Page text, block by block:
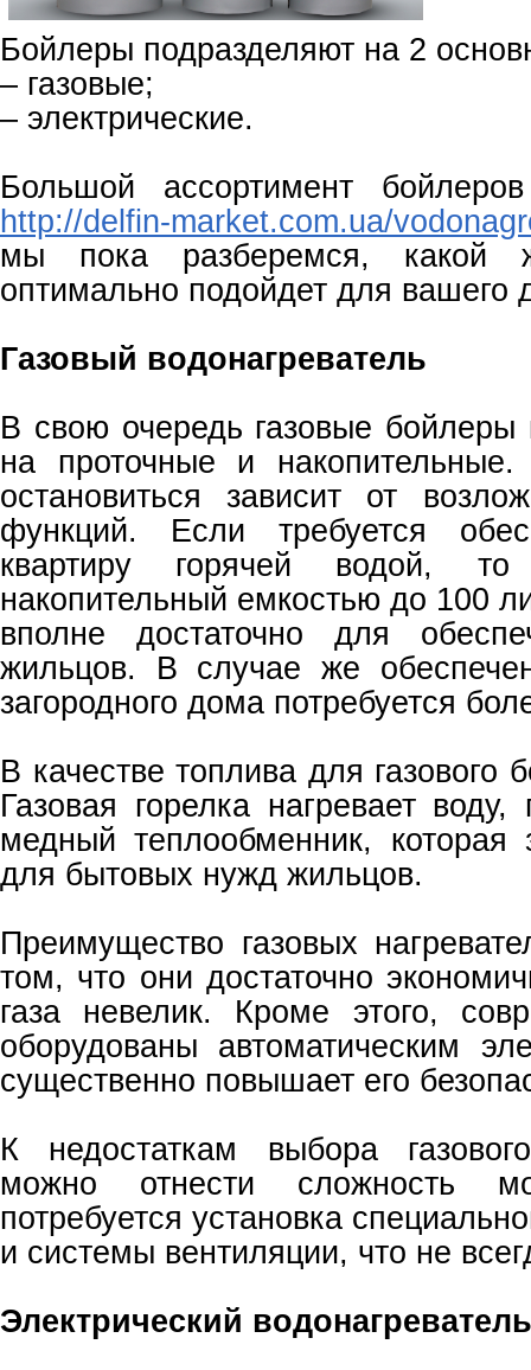
Бойлеры подразделяют на 2
– газовые;
– электрические.
Большой ассортимент
http://delfin-market.com.ua/
мы пока разберемся, какой
оптимально подойдет для вашего
Газовый водонагреватель
В свою очередь газовые бойлеры
на проточные и
остановиться зависит от
функций. Если требуется
квартиру горячей водой,
накопительный емкостью до 100
вполне достаточно для
жильцов. В случае же
загородного дома потребуется
В качестве топлива для газового
Газовая горелка нагревает
медный теплообменник, которая
для бытовых нужд жильцов.
Преимущество газовых
том, что они достаточно
газа невелик. Кроме этого,
оборудованы автоматическим
существенно повышает его
К недостаткам выбора
можно отнести сложность
потребуется установка
и системы вентиляции, что не
Электрический водонагреватель